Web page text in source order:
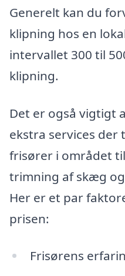
Generelt kan du
klipning hos en
intervallet 300 til
klipning.
Det er også vigtigt
ekstra services der
frisører i området
trimning af skæg
Her er et par
prisen:
Frisørens